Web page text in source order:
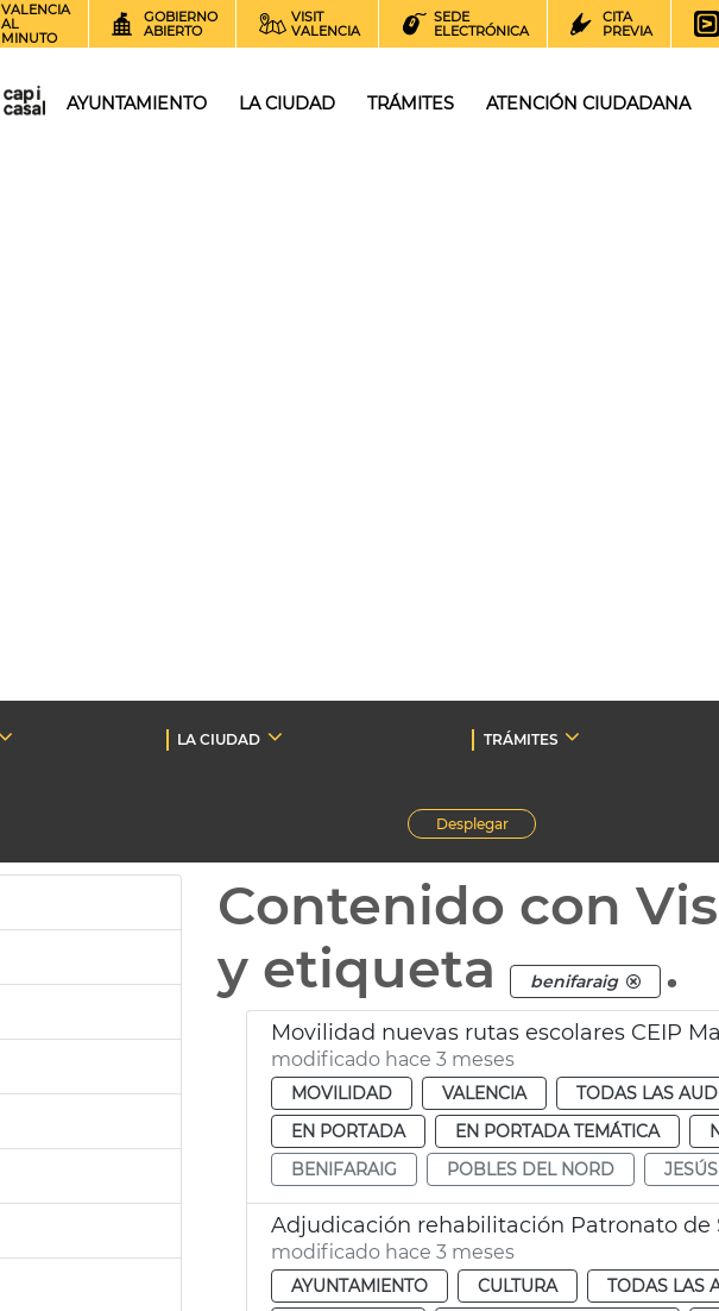
VALENCIA
AL
MINUTO
GOBIERNO
ABIERTO
VISIT
VALENCIA
SEDE
ELECTRÓNICA
CITA
PREVIA
AYUNTAMIENTO LA CIUDAD TRÁMITES ATENCIÓN CIUDADANA
LA CIUDAD TRÁMITES
Desplegar
Contenido con
y etiqueta benifaraig .
Movilidad nuevas rutas escolares CEIP
modificado hace 3 meses
MOVILIDAD VALENCIA TODAS LAS
EN PORTADA
EN PORTADA TEMÁTICA
BENIFARAIG
POBLES DEL NORD
Adjudicación rehabilitación Patronato de
modificado hace 3 meses
AYUNTAMIENTO CULTURA TODAS LAS